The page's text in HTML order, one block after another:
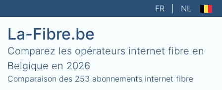
FR NL
La-Fibre.be
Comparez les opérateurs internet fibre en
Belgique en 2026
Comparaison des 253 abonnements internet fibre